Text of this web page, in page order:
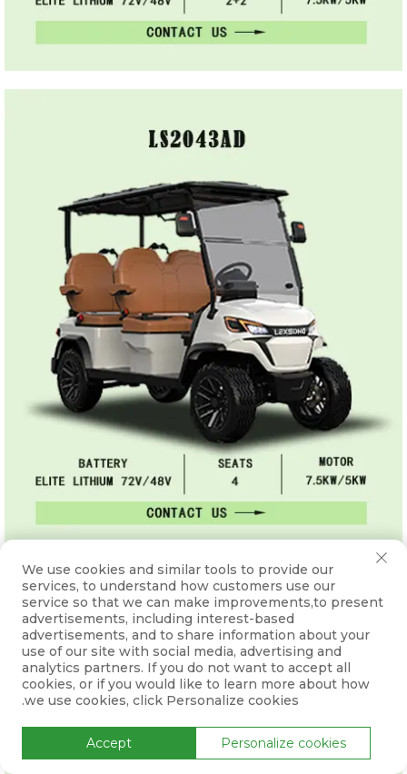
We use cookies and similar tools to provide our
services, to understand how customers use our
service so that we can make improvements,to present
advertisements, including interest-based
advertisements, and to share information about your
use of our site with social media, advertising and
analytics partners. If you do not want to accept all
cookies, or if you would like to learn more about how
we use cookies, click Personalize cookies.
Personalize cookies
Accept